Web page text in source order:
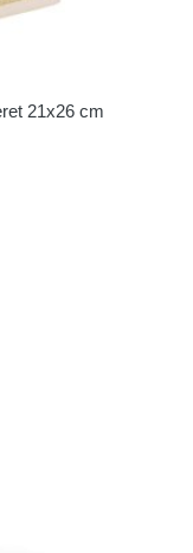
21x26 cm